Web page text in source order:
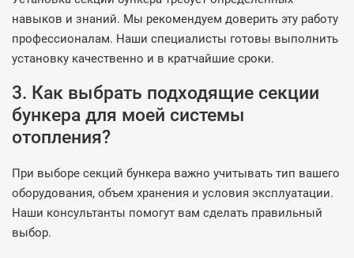
навыков и знаний. Мы рекомендуем доверить эту работу
профессионалам. Наши специалисты готовы выполнить
установку качественно и в кратчайшие сроки.
3. Как выбрать подходящие секции
бункера для моей системы
отопления?
При выборе секций бункера важно учитывать тип вашего
оборудования, объем хранения и условия эксплуатации.
Наши консультанты помогут вам сделать правильный
выбор.